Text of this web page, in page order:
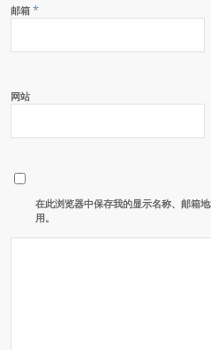
邮箱 *
网站
在此浏览器中保存我的显示名称、邮箱
用。